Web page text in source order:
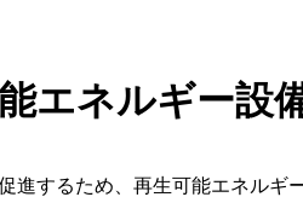
エネルギー設
するため、再生可能エネルギ